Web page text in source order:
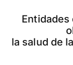
la salud de